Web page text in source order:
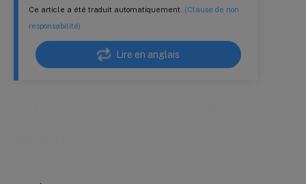
Ce article a été traduit automatiquement. (Clause de non
responsabilité)
Lire en anglais